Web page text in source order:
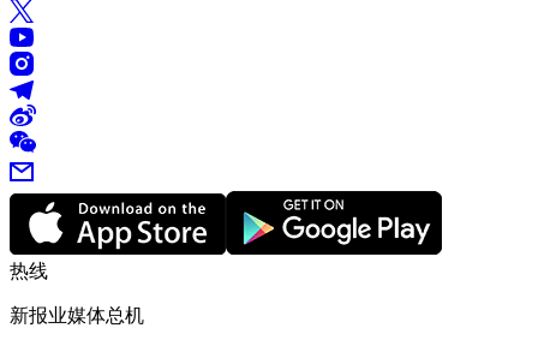
热线
新报业媒体总机